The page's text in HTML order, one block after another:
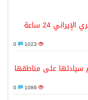
السعودية تمهل الملحق العسكري الإيراني 24 ساعة
1023
على مناطقها
1089